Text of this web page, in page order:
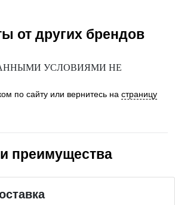
от других брендов
УСЛОВИЯМИ НЕ
по сайту или вернитесь на страницу
преимущества